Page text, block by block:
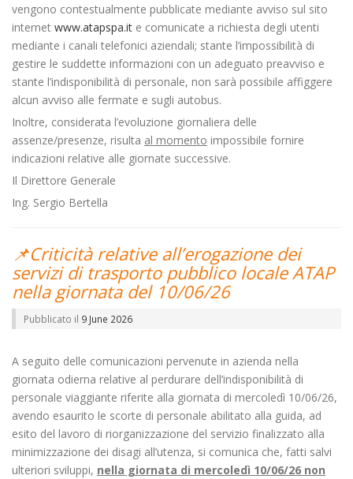
vengono contestualmente pubblicate mediante avviso sul sito
internet www.atapspa.it e comunicate a richiesta degli utenti
mediante i canali telefonici aziendali; stante l’impossibilità di
gestire le suddette informazioni con un adeguato preavviso e
stante l’indisponibilità di personale, non sarà possibile affiggere
alcun avviso alle fermate e sugli autobus.
Inoltre, considerata l’evoluzione giornaliera delle
assenze/presenze, risulta al momento impossibile fornire
indicazioni relative alle giornate successive.
Il Direttore Generale
Ing. Sergio Bertella
📌Criticità relative all’erogazione dei
servizi di trasporto pubblico locale ATAP
nella giornata del 10/06/26
Pubblicato il 9 June 2026
A seguito delle comunicazioni pervenute in azienda nella
giornata odierna relative al perdurare dell’indisponibilità di
personale viaggiante riferite alla giornata di mercoledì 10/06/26,
avendo esaurito le scorte di personale abilitato alla guida, ad
esito del lavoro di riorganizzazione del servizio finalizzato alla
minimizzazione dei disagi all’utenza, si comunica che, fatti salvi
ulteriori sviluppi, nella giornata di mercoledì 10/06/26 non